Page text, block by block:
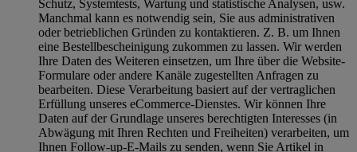
Schutz, Systemtests, Wartung und statistische Analysen, usw.
Manchmal kann es notwendig sein, Sie aus administrativen
oder betrieblichen Gründen zu kontaktieren. Z. B. um Ihnen
eine Bestellbescheinigung zukommen zu lassen. Wir werden
Ihre Daten des Weiteren einsetzen, um Ihre über die Website-
Formulare oder andere Kanäle zugestellten Anfragen zu
bearbeiten. Diese Verarbeitung basiert auf der vertraglichen
Erfüllung unseres eCommerce-Dienstes. Wir können Ihre
Daten auf der Grundlage unseres berechtigten Interesses (in
Abwägung mit Ihren Rechten und Freiheiten) verarbeiten, um
Ihnen Follow-up-E-Mails zu senden, wenn Sie Artikel in